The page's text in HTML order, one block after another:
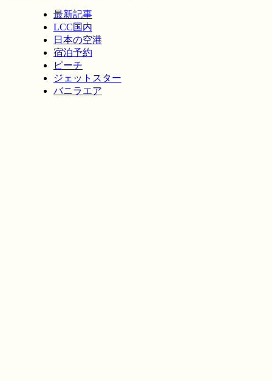
最新記事
LCC国内
日本の空港
宿泊予約
ピーチ
ジェットスター
バニラエア